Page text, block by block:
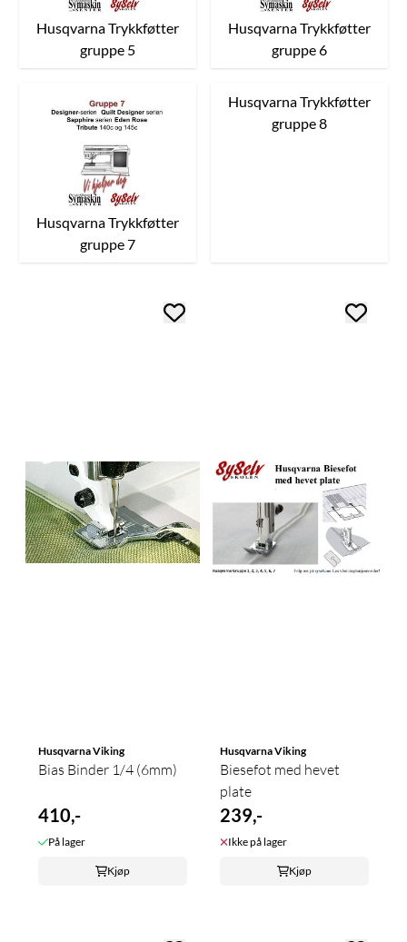
Husqvarna Trykkføtter
gruppe 5
Husqvarna Trykkføtter
gruppe 6
Husqvarna Trykkføtter
gruppe 7
Husqvarna Trykkføtter
gruppe 8
Husqvarna Viking
Bias Binder 1/4 (6mm)
410,-
På lager
Kjøp
Husqvarna Viking
Biesefot med hevet
plate
239,-
Ikke på lager
Kjøp